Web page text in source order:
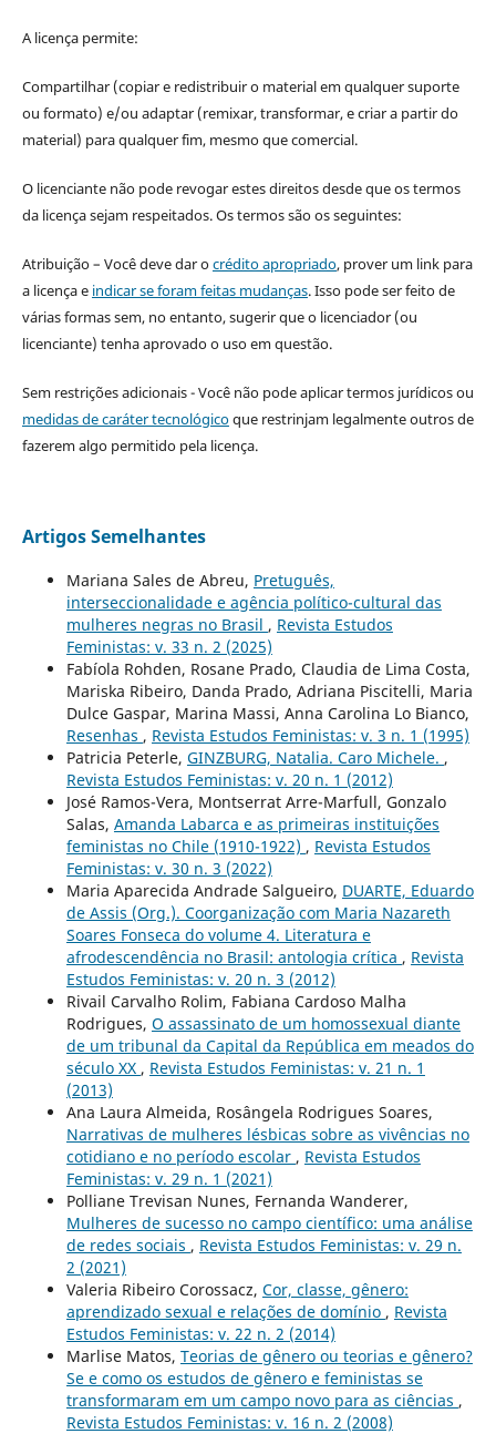
A licença permite:
Compartilhar (copiar e redistribuir o material em qualquer suporte
ou formato) e/ou adaptar (remixar, transformar, e criar a partir do
material) para qualquer fim, mesmo que comercial.
O licenciante não pode revogar estes direitos desde que os termos
da licença sejam respeitados. Os termos são os seguintes:
Atribuição – Você deve dar ocrédito apropriado, prover um link para
a licença e indicar se foram feitas mudanças. Isso pode ser feito de
várias formas sem, no entanto, sugerir que o licenciador (ou
licenciante) tenha aprovado o uso em questão.
Sem restrições adicionais - Você não pode aplicar termos jurídicos ou
medidas de caráter tecnológicoque restrinjam legalmente outros de
fazerem algo permitido pela licença.
Artigos Semelhantes
Mariana Sales de Abreu, Pretuguês,
interseccionalidade e agência político-cultural das
mulheres negras no Brasil , Revista Estudos
Feministas: v. 33 n. 2 (2025)
Fabíola Rohden, Rosane Prado, Claudia de Lima Costa,
Mariska Ribeiro, Danda Prado, Adriana Piscitelli, Maria
Dulce Gaspar, Marina Massi, Anna Carolina Lo Bianco,
Resenhas , Revista Estudos Feministas: v. 3 n. 1 (1995)
Patricia Peterle, GINZBURG, Natalia. Caro Michele. ,
Revista Estudos Feministas: v. 20 n. 1 (2012)
José Ramos-Vera, Montserrat Arre-Marfull, Gonzalo
Salas, Amanda Labarca e as primeiras instituições
feministas no Chile (1910-1922) , Revista Estudos
Feministas: v. 30 n. 3 (2022)
Maria Aparecida Andrade Salgueiro, DUARTE, Eduardo
de Assis (Org.). Coorganização com Maria Nazareth
Soares Fonseca do volume 4. Literatura e
afrodescendência no Brasil: antologia crítica , Revista
Estudos Feministas: v. 20 n. 3 (2012)
Rivail Carvalho Rolim, Fabiana Cardoso Malha
Rodrigues, O assassinato de um homossexual diante
de um tribunal da Capital da República em meados do
século XX , Revista Estudos Feministas: v. 21 n. 1
(2013)
Ana Laura Almeida, Rosângela Rodrigues Soares,
Narrativas de mulheres lésbicas sobre as vivências no
cotidiano e no período escolar , Revista Estudos
Feministas: v. 29 n. 1 (2021)
Polliane Trevisan Nunes, Fernanda Wanderer,
Mulheres de sucesso no campo científico: uma análise
de redes sociais , Revista Estudos Feministas: v. 29 n.
2 (2021)
Valeria Ribeiro Corossacz, Cor, classe, gênero:
aprendizado sexual e relações de domínio , Revista
Estudos Feministas: v. 22 n. 2 (2014)
Marlise Matos, Teorias de gênero ou teorias e gênero?
Se e como os estudos de gênero e feministas se
transformaram em um campo novo para as ciências ,
Revista Estudos Feministas: v. 16 n. 2 (2008)